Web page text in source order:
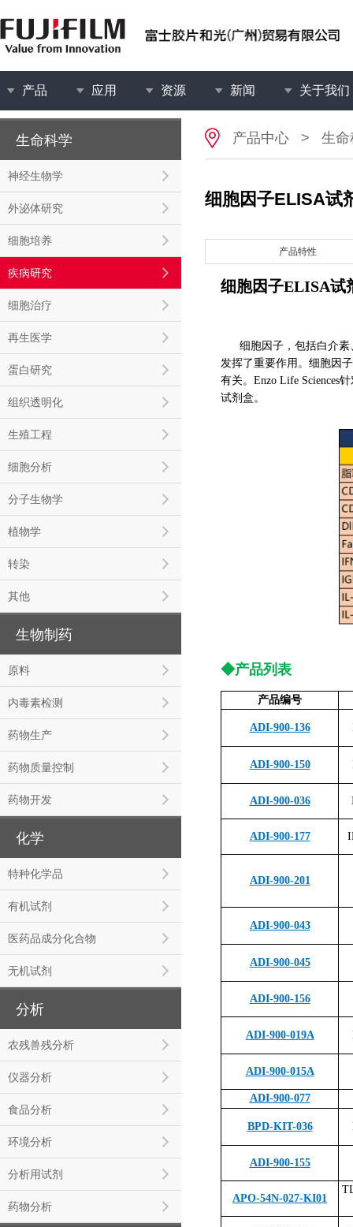
产品 应用 资源 新闻 关于我们
生命科学
神经生物学
外泌体研究
细胞培养
疾病研究
细胞治疗
再生医学
蛋白研究
组织透明化
生殖工程
细胞分析
分子生物学
植物学
转染
其他
生物制药
原料
内毒素检测
药物生产
药物质量控制
药物开发
化学
特种化学品
有机试剂
医药品成分化合物
无机试剂
分析
农残兽残分析
仪器分析
食品分析
环境分析
分析用试剂
药物分析
产品中心 > 生命
细胞因子ELISA试
产品特性
细胞因子ELISA试
细胞因子，包括白介
发挥了重要作用。细胞因
有关。Enzo Life Sciences
试剂盒。
◆产品列表
产品编号
ADI-900-136
ADI-900-150
ADI-900-036
ADI-900-177
ADI-900-201
ADI-900-043
ADI-900-045
ADI-900-156
ADI-900-019A
ADI-900-015A
ADI-900-077
BPD-KIT-036
ADI-900-155
APO-54N-027-KI01